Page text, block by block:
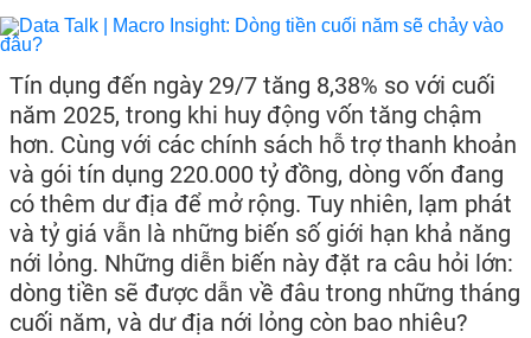
Tín dụng đến ngày 29/7 tăng 8,38% so với cuối
năm 2025, trong khi huy động vốn tăng chậm
hơn. Cùng với các chính sách hỗ trợ thanh khoản
và gói tín dụng 220.000 tỷ đồng, dòng vốn đang
có thêm dư địa để mở rộng. Tuy nhiên, lạm phát
và tỷ giá vẫn là những biến số giới hạn khả năng
nới lỏng. Những diễn biến này đặt ra câu hỏi lớn:
dòng tiền sẽ được dẫn về đâu trong những tháng
cuối năm, và dư địa nới lỏng còn bao nhiêu?